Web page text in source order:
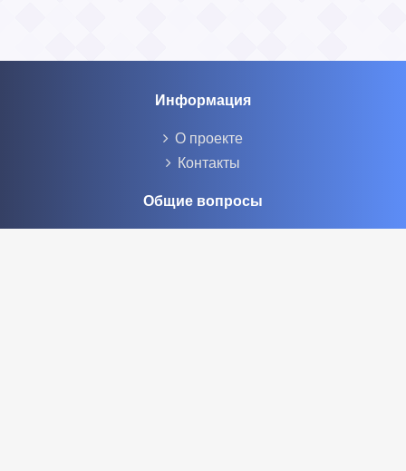
Информация
О проекте
Контакты
Общие вопросы